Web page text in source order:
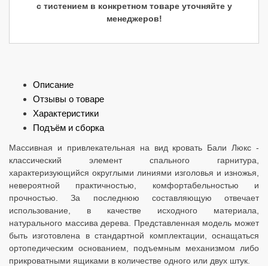
с тистением в конкретном товаре уточняйте у
менеджеров!
Описание
Отзывы о товаре
Характеристики
Подъём и сборка
Массивная и привлекательная на вид кровать Бали Люкс -
классический элемент спального гарнитура,
характеризующийся округлыми линиями изголовья и изножья,
невероятной практичностью, комфортабельностью и
прочностью. За последнюю составляющую отвечает
использование, в качестве исходного материала,
натурального массива дерева. Представленная модель может
быть изготовлена в стандартной комплектации, оснащаться
ортопедическим основанием, подъемным механизмом либо
прикроватными ящиками в количестве одного или двух штук.